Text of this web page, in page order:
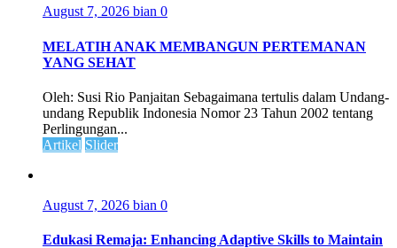
August 7, 2026 bian 0
MELATIH ANAK MEMBANGUN PERTEMANAN
YANG SEHAT
Oleh: Susi Rio Panjaitan Sebagaimana tertulis dalam Undang-
undang Republik Indonesia Nomor 23 Tahun 2002 tentang
Perlingungan...
Artikel Slider
August 7, 2026 bian 0
Edukasi Remaja: Enhancing Adaptive Skills to Maintain